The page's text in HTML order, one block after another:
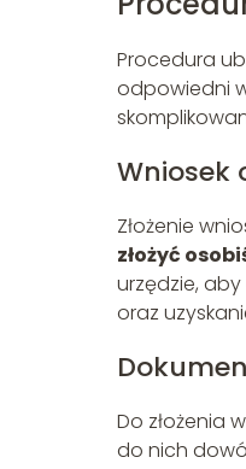
Procedura
odpowiedni
Wniosek
Złożenie
złożyć
urzędzie,
oraz
Do złożenia
do nich